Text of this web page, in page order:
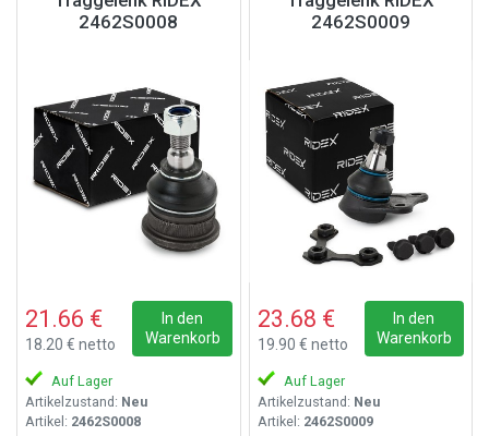
2462S0008
21.66 €
18.20 € netto
In den
Warenkorb
Auf Lager
Artikelzustand: Neu
Artikel: 2462S0008
2462S0009
23.68 €
19.90 € netto
In den
Warenkorb
Auf Lager
Artikelzustand: Neu
Artikel: 2462S0009